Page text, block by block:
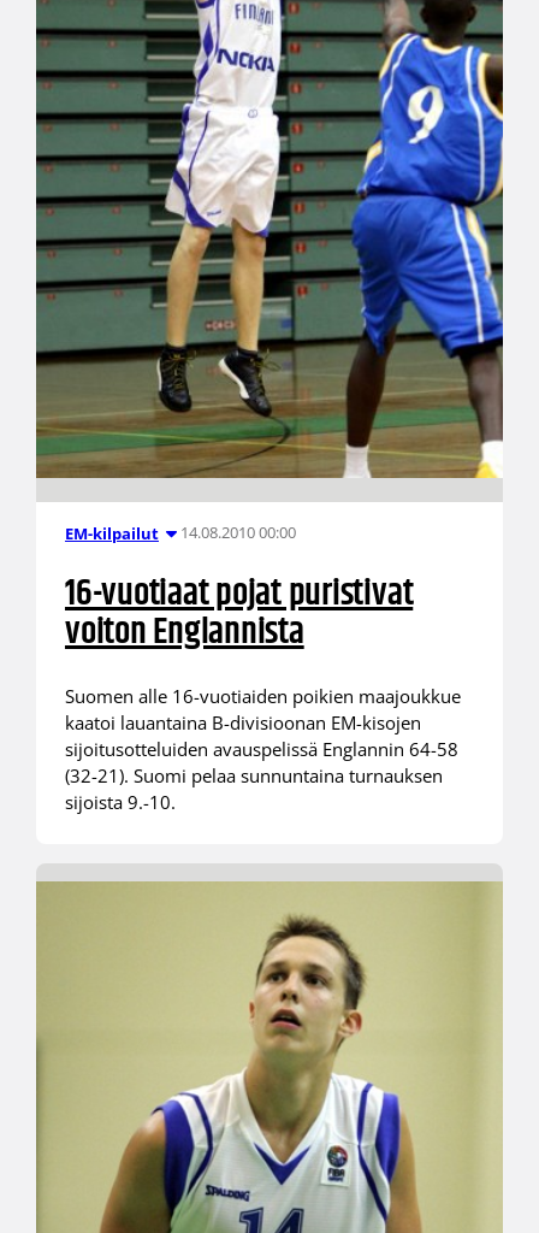
EM-kilpailut 14.08.2010 00:00
16-vuotiaat pojat puristivat
voiton Englannista
Suomen alle 16-vuotiaiden poikien maajoukkue
kaatoi lauantaina B-divisioonan EM-kisojen
sijoitusotteluiden avauspelissä Englannin 64-58
(32-21). Suomi pelaa sunnuntaina turnauksen
sijoista 9.-10.